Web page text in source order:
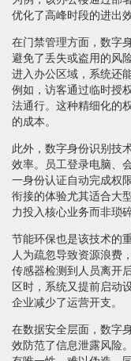
优化了高峰时段的进出
在门禁管理方面，数字
避免了丢失或盗用的风
进入办公区域，系统还
例如，访客通过临时授
法通行。这种精细化的
的成本。
此外，数字身份识别技
效率。员工登录电脑、
一身份认证自动完成权
衔接的体验尤其适合大
力投入核心业务而非琐
节能环保也是该技术的
人为疏忽导致资源浪费
传感器检测到人员离开
区时，系统又提前启动
企业减少了运营开支。
在数据安全层面，数字
效防范了信息泄露风险